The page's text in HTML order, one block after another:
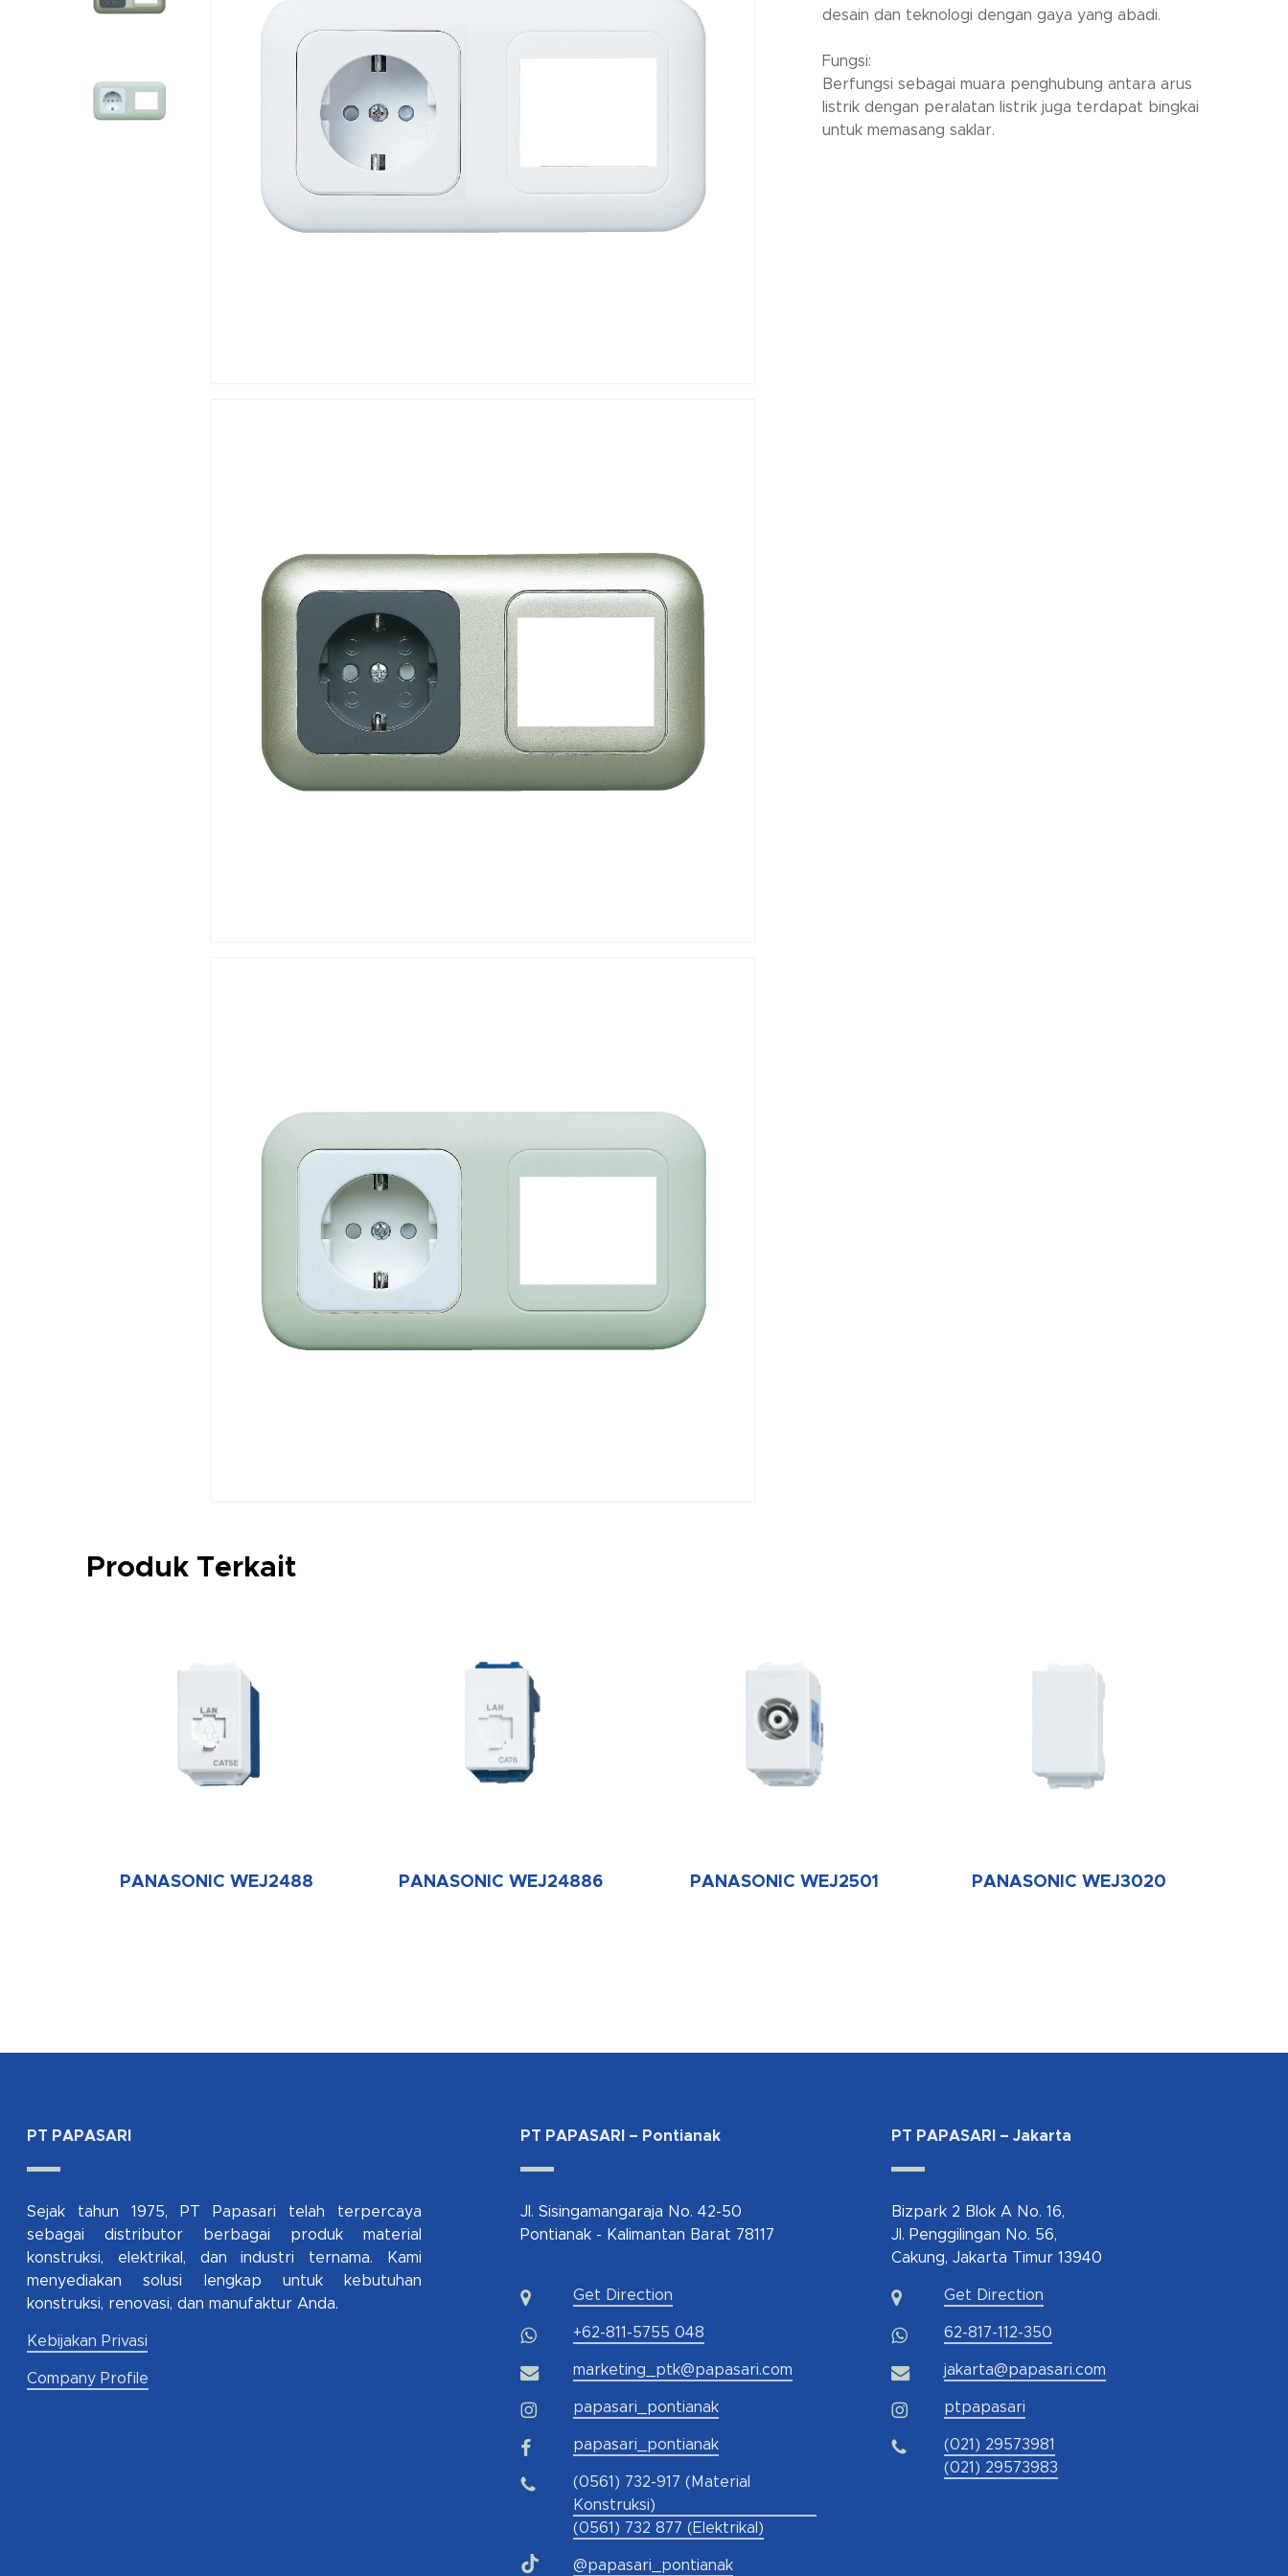
desain dan teknologi dengan gaya yang abadi.
Fungsi:
Berfungsi sebagai muara penghubung antara arus
listrik dengan peralatan listrik juga terdapat bingkai
untuk memasang saklar.
Produk Terkait
PANASONIC WEJ2488 PANASONIC WEJ24886 PANASONIC WEJ2501 PANASONIC WEJ3020
PT PAPASARI
Sejak tahun 1975, PT Papasari telah terpercaya
sebagai distributor berbagai produk material
konstruksi, elektrikal, dan industri ternama. Kami
menyediakan solusi lengkap untuk kebutuhan
konstruksi, renovasi, dan manufaktur Anda.
Kebijakan Privasi
Company Profile
PT PAPASARI – Pontianak
Jl. Sisingamangaraja No. 42-50
Pontianak - Kalimantan Barat 78117
Get Direction
+62-811-5755 048
marketing_ptk@papasari.com
papasari_pontianak
papasari_pontianak
(0561) 732-917 (Material
Konstruksi)
(0561) 732 877 (Elektrikal)
@papasari_pontianak
PT PAPASARI – Jakarta
Bizpark 2 Blok A No. 16,
Jl. Penggilingan No. 56,
Cakung, Jakarta Timur 13940
Get Direction
62-817-112-350
jakarta@papasari.com
ptpapasari
(021) 29573981
(021) 29573983